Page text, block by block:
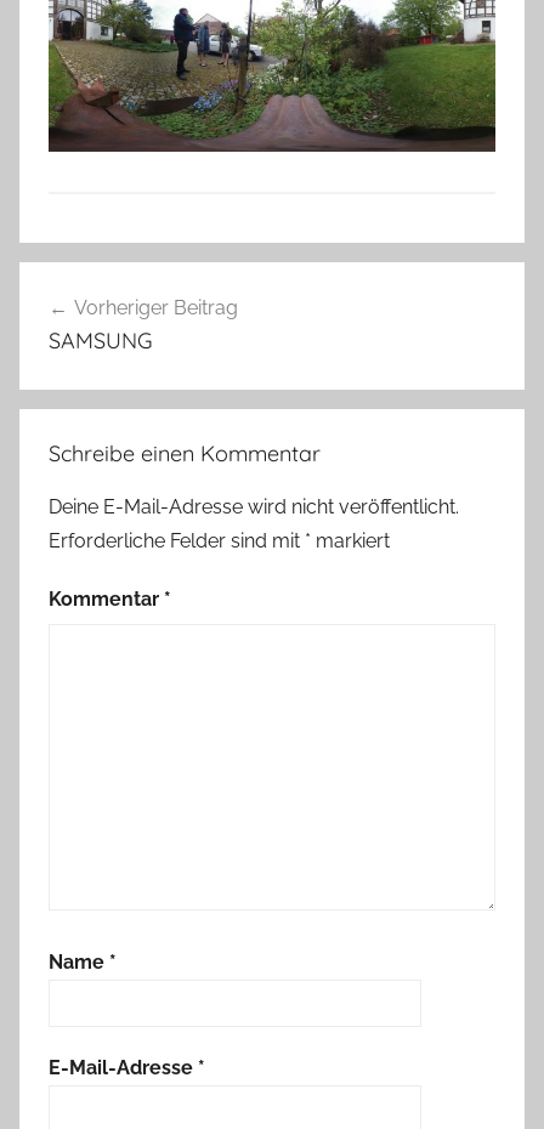
Vorheriger Beitrag
SAMSUNG
Schreibe einen Kommentar
Deine E-Mail-Adresse wird nicht veröffentlicht.
Erforderliche Felder sind mit * markiert
Kommentar *
Name *
E-Mail-Adresse *